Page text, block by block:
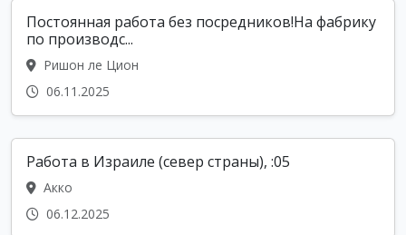
Постоянная работа без посредников!На фабрику
по производс...
Ришон ле Цион
06.11.2025
Работа в Израиле (север страны), :05
Акко
06.12.2025